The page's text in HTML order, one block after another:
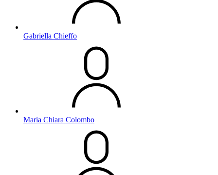
Gabriella Chieffo
Maria Chiara Colombo